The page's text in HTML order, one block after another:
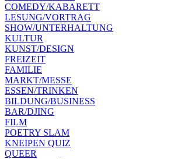
COMEDY/KABARETT
LESUNG/VORTRAG
SHOW/UNTERHALTUNG
KULTUR
KUNST/DESIGN
FREIZEIT
FAMILIE
MARKT/MESSE
ESSEN/TRINKEN
BILDUNG/BUSINESS
BAR/DJING
FILM
POETRY SLAM
KNEIPEN QUIZ
QUEER